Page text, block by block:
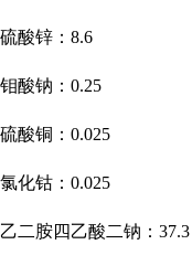
硫酸锌： 8.6
钼酸钠： 0.25
硫酸铜： 0.025
氯化钴： 0.025
乙二胺四乙酸二钠： 37.3